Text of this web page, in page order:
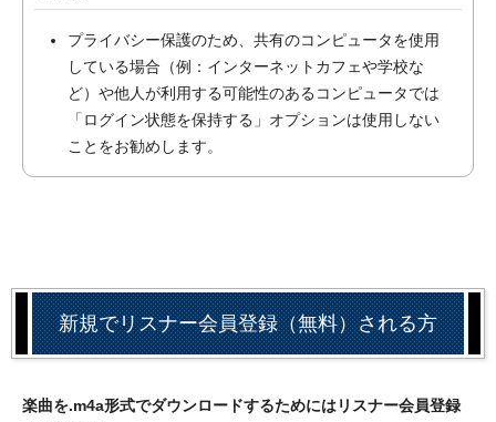
プライバシー保護のため、共有のコンピュータを使用
している場合（例：インターネットカフェや学校な
ど）や他人が利用する可能性のあるコンピュータでは
「ログイン状態を保持する」オプションは使用しない
ことをお勧めします。
新規でリスナー会員登録（無料）される方
楽曲を.m4a形式でダウンロードするためにはリスナー会員登録